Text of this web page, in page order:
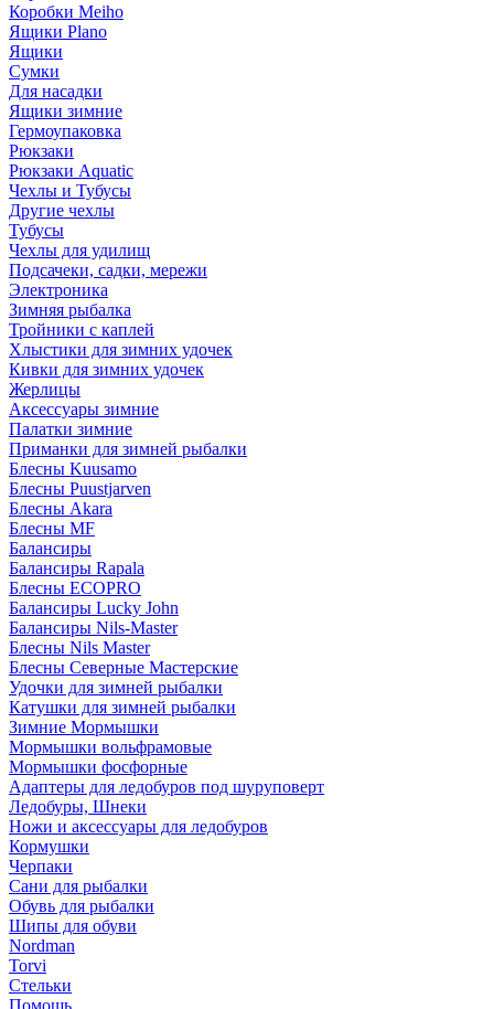
Коробки Meiho
Ящики Plano
Ящики
Сумки
Для насадки
Ящики зимние
Гермоупаковка
Рюкзаки
Рюкзаки Aquatic
Чехлы и Тубусы
Другие чехлы
Тубусы
Чехлы для удилищ
Подсачеки, садки, мережи
Электроника
Зимняя рыбалка
Тройники с каплей
Хлыстики для зимних удочек
Кивки для зимних удочек
Жерлицы
Аксессуары зимние
Палатки зимние
Приманки для зимней рыбалки
Блесны Kuusamo
Блесны Puustjarven
Блесны Akara
Блесны MF
Балансиры
Балансиры Rapala
Блесны ECOPRO
Балансиры Lucky John
Балансиры Nils-Master
Блесны Nils Master
Блесны Северные Мастерские
Удочки для зимней рыбалки
Катушки для зимней рыбалки
Зимние Мормышки
Мормышки вольфрамовые
Мормышки фосфорные
Адаптеры для ледобуров под шуруповерт
Ледобуры, Шнеки
Ножи и аксессуары для ледобуров
Кормушки
Черпаки
Сани для рыбалки
Обувь для рыбалки
Шипы для обуви
Nordman
Torvi
Стельки
Помощь